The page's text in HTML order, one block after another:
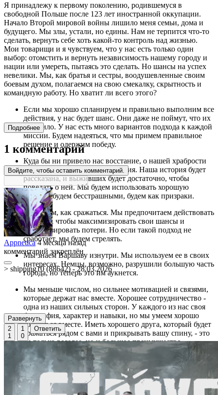
Я принадлежу к первому поколению, родившемуся в
свободной Польше после 123 лет иностранной оккупации.
Начало Второй мировой войны лишило меня семьи, дома и
будущего. Мы злы, устали, но едины. Нам не терпится что-то
сделать, вернуть себе хоть какой-то контроль над жизнью.
Мои товарищи и я чувствуем, что у нас есть только один
выбор: отомстить и вернуть независимость нашему городу и
нации или умереть, пытаясь это сделать. Но шансы на успех
невелики. Мы, как братья и сестры, воодушевленные своим
боевым духом, полагаемся на свою смекалку, скрытность и
командную работу. Но хватит ли всего этого?
Если мы хорошо спланируем и правильно выполним все
действия, у нас будет шанс. Они даже не поймут, что их
поразило. У нас есть много вариантов подхода к каждой
миссии. Будем надеяться, что мы примем правильное
решение и одержим победу.
Куда бы ни привело нас восстание, о нашей храбрости
будут помнить многие поколения. Наша история будет
рассказана, и выживших будет достаточно, чтобы
поведать о ней. Мы будем использовать хорошую
тактику, будем бесстрашными, будем как призраки.
Мы знаем, как сражаться. Мы предпочитаем действовать
скрытно, чтобы максимизировать свои шансы и
минимизировать потери. Но если такой подход не
сработает, мы будем стрелять.
Мы знаем Варшаву изнутри. Мы используем ее в своих
интересах. Немцы, возможно, разрушили большую часть
города, но теперь это им аукнется.
Мы меньше числом, но сильнее мотивацией и связями,
которые держат нас вместе. Хорошее сотрудничество -
одна из наших сильных сторон. У каждого из нас своя
биография, характер и навыки, но мы умеем хорошо
сражаться вместе. Иметь хорошего друга, который будет
сражаться рядом с вами и прикрывать вашу спину, - это
не только веселее, но и большое преимущество.
Подробнее
1 комментарий
Войдите, чтобы оставить комментарий.
Appnetica 4 месяца назад
комментарий закреплён
> shipping10 (88642) - 28.03.2026
Развернуть
2
1
1
0
Ответить